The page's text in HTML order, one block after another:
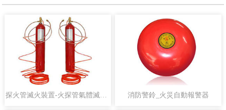
探火管滅火裝置-火探管氣體滅火系統 消防警鈴_火災自動報警器